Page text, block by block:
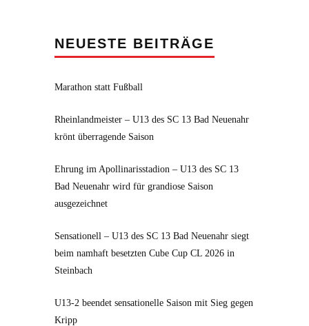
NEUESTE BEITRÄGE
Marathon statt Fußball
Rheinlandmeister – U13 des SC 13 Bad Neuenahr
krönt überragende Saison
Ehrung im Apollinarisstadion – U13 des SC 13
Bad Neuenahr wird für grandiose Saison
ausgezeichnet
Sensationell – U13 des SC 13 Bad Neuenahr siegt
beim namhaft besetzten Cube Cup CL 2026 in
Steinbach
U13-2 beendet sensationelle Saison mit Sieg gegen
Kripp